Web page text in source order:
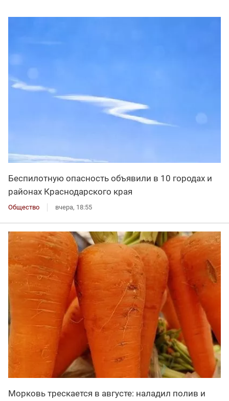
Беспилотную опасность объявили в 10 городах и
районах Краснодарского края
Общество вчера, 18:55
Морковь трескается в августе: наладил полив и